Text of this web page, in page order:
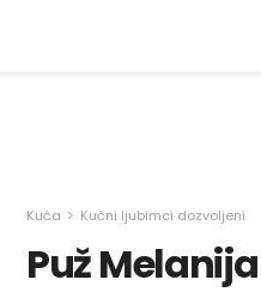
Kuća Kućni ljubimci dozvoljeni
Puž Melanija